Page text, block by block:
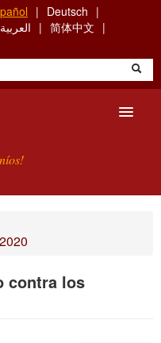
Deutsch
العربية
简体中文
contra los